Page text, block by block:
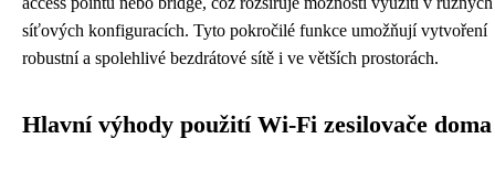
síťových konfiguracích. Tyto pokročilé funkce umožňují vytvoření
robustní a spolehlivé bezdrátové sítě i ve větších prostorách.
Hlavní výhody použití Wi-Fi zesilovače doma